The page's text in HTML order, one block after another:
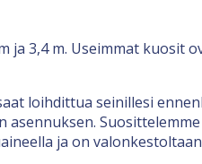
3,4 m. Useimmat kuosit
loihdittua seinillesi
asennuksen.
ja on